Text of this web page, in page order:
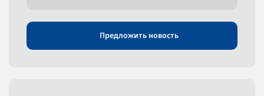
Предложить новость